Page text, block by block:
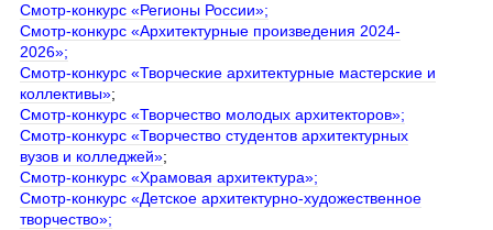
Смотр-конкурс «Регионы России»;
Смотр-конкурс «Архитектурные произведения 2024-
2026»;
Смотр-конкурс «Творческие архитектурные мастерские и
коллективы»;
Смотр-конкурс «Творчество молодых архитекторов»;
Смотр-конкурс «Творчество студентов архитектурных
вузов и колледжей»;
Смотр-конкурс «Храмовая архитектура»;
Смотр-конкурс «Детское архитектурно-художественное
творчество»;